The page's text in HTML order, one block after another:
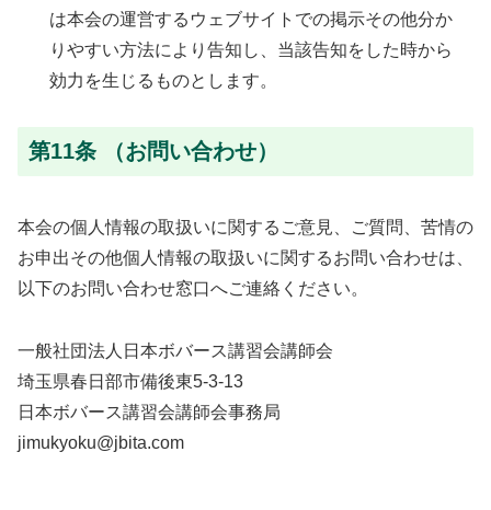
は本会の運営するウェブサイトでの掲示その他分か
りやすい方法により告知し、当該告知をした時から
効力を生じるものとします。
第11条 （お問い合わせ）
本会の個人情報の取扱いに関するご意見、ご質問、苦情の
お申出その他個人情報の取扱いに関するお問い合わせは、
以下のお問い合わせ窓口へご連絡ください。
一般社団法人日本ボバース講習会講師会
埼玉県春日部市備後東5-3-13
日本ボバース講習会講師会事務局
jimukyoku@jbita.com